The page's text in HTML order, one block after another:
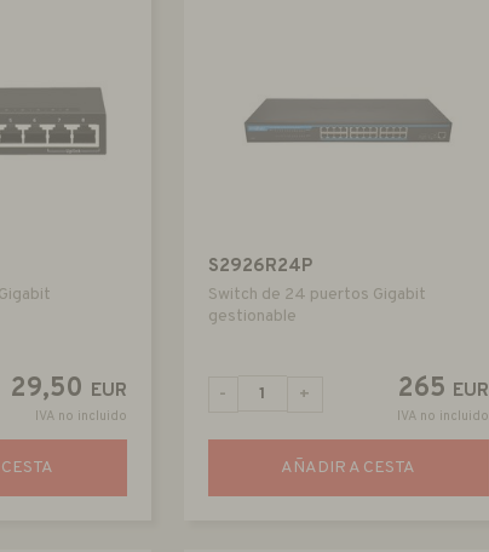
29,50 EUR
IVA no incluido
S2926R24P
Switch de 24 puertos Gigabit
gestionable
265 EUR
IVA no incluido
- +
AÑADIR A CESTA